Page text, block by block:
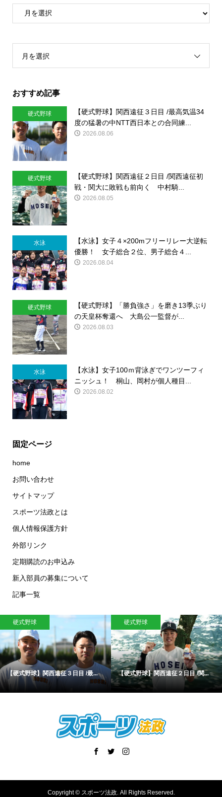
月を選択
おすすめ記事
硬式野球
【硬式野球】関西遠征３日目 /最高気温34
度の猛暑の中NTT西日本との合同練...
2026.08.06
硬式野球
【硬式野球】関西遠征２日目 /関西遠征初
戦・関大に敗戦も前向く 中村騎...
2026.08.05
水泳
【水泳】女子４×200mフリーリレー大逆転
優勝！ 女子総合２位、男子総合４...
2026.08.04
硬式野球
【硬式野球】「勝負強さ」を磨き13季ぶり
の天皇杯奪還へ 大島公一監督が...
2026.08.03
水泳
【水泳】女子100ｍ背泳ぎでワンツーフィ
ニッシュ！ 桐山、岡村が個人種目...
2026.08.02
固定ページ
home
お問い合わせ
サイトマップ
スポーツ法政とは
個人情報保護方針
外部リンク
定期購読のお申込み
新入部員の募集について
記事一覧
硬式野球
【硬式野球】関西遠征３日目 /最...
硬式野球
【硬式野球】関西遠征２日目 /関...
Copyright ©スポーツ法政. All Rights Reserved.